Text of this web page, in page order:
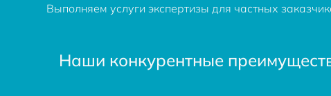
Выполняем услуги экспертизы для частных
Наши конкурентные